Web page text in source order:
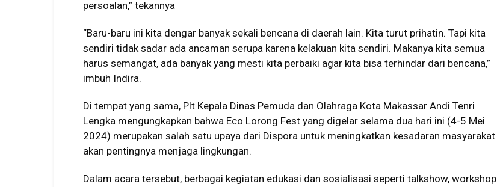
persoalan,” tekannya
“Baru-baru ini kita dengar banyak sekali bencana di daerah lain. Kita turut prihatin. Tapi kita
sendiri tidak sadar ada ancaman serupa karena kelakuan kita sendiri. Makanya kita semua
harus semangat, ada banyak yang mesti kita perbaiki agar kita bisa terhindar dari bencana,”
imbuh Indira.
Di tempat yang sama, Plt Kepala Dinas Pemuda dan Olahraga Kota Makassar Andi Tenri
Lengka mengungkapkan bahwa Eco Lorong Fest yang digelar selama dua hari ini (4-5 Mei
2024) merupakan salah satu upaya dari Dispora untuk meningkatkan kesadaran masyarakat
akan pentingnya menjaga lingkungan.
Dalam acara tersebut, berbagai kegiatan edukasi dan sosialisasi seperti talkshow, workshop